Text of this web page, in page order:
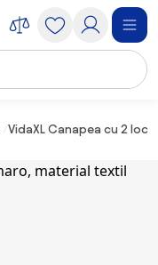
VidaXL Canapea cu 2